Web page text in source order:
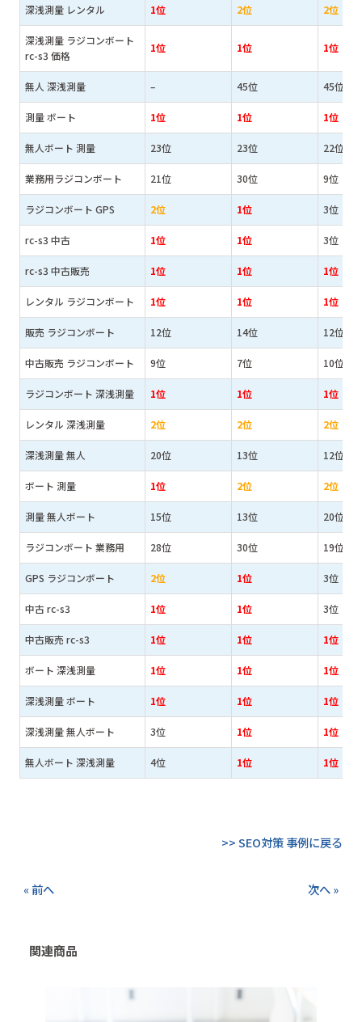
深浅測量 レンタル 1位 2位 2位
深浅測量 ラジコンボート
rc-s3 価格
1位 1位 1位
無人 深浅測量 – 45位 45位
測量 ボート 1位 1位 1位
無人ボート 測量 23位 23位 22位
業務用ラジコンボート 21位 30位 9位
ラジコンボート GPS 2位 1位 3位
rc-s3 中古 1位 1位 3位
rc-s3 中古販売 1位 1位 1位
レンタル ラジコンボート 1位 1位 1位
販売 ラジコンボート 12位 14位 12位
中古販売 ラジコンボート 9位 7位 10位
ラジコンボート 深浅測量 1位 1位 1位
レンタル 深浅測量 2位 2位 2位
深浅測量 無人 20位 13位 12位
ボート 測量 1位 2位 2位
測量 無人ボート 15位 13位 20位
ラジコンボート 業務用 28位 30位 19位
GPS ラジコンボート 2位 1位 3位
中古 rc-s3 1位 1位 3位
中古販売 rc-s3 1位 1位 1位
ボート 深浅測量 1位 1位 1位
深浅測量 ボート 1位 1位 1位
深浅測量 無人ボート 3位 1位 1位
無人ボート 深浅測量 4位 1位 1位
>> SEO対策 事例に戻る
« 前へ 次へ »
関連商品